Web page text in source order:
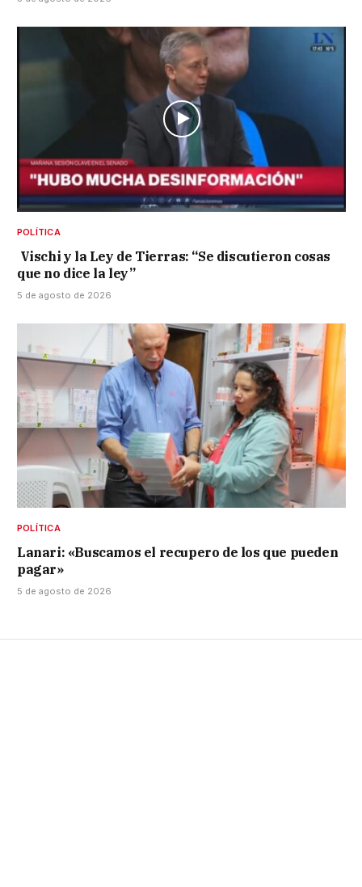
POLÍTICA
Vischi y la Ley de Tierras: “Se discutieron cosas
que no dice la ley”
5 de agosto de 2026
POLÍTICA
Lanari: «Buscamos el recupero de los que pueden
pagar»
5 de agosto de 2026